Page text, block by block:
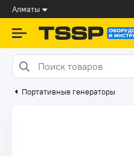
Алматы
Портативные генераторы